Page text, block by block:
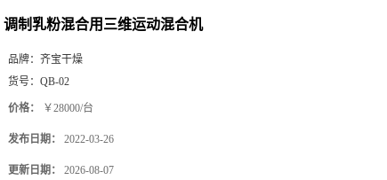
调制乳粉混合用三维运动混合机
品牌： 齐宝干燥
货号： QB-02
价格： ￥28000/台
发布日期： 2022-03-26
更新日期： 2026-08-07